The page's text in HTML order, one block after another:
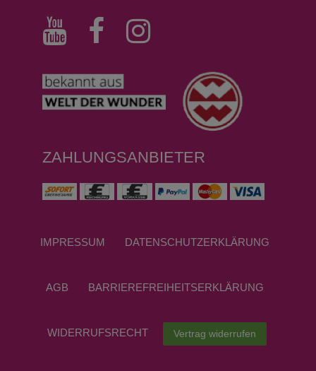
ZAHLUNGSANBIETER
IMPRESSUM DATEN­SCHUTZ­ERKLÄRUNG
AGB BARRIEREFREIHEITSERKLÄRUNG
WIDERRUFS­RECHT Vertrag widerrufen